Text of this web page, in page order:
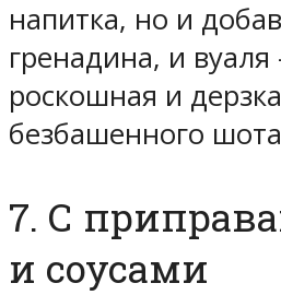
напитка, но и
гренадина, и
роскошная и
безбашенного
7. С
и соусами